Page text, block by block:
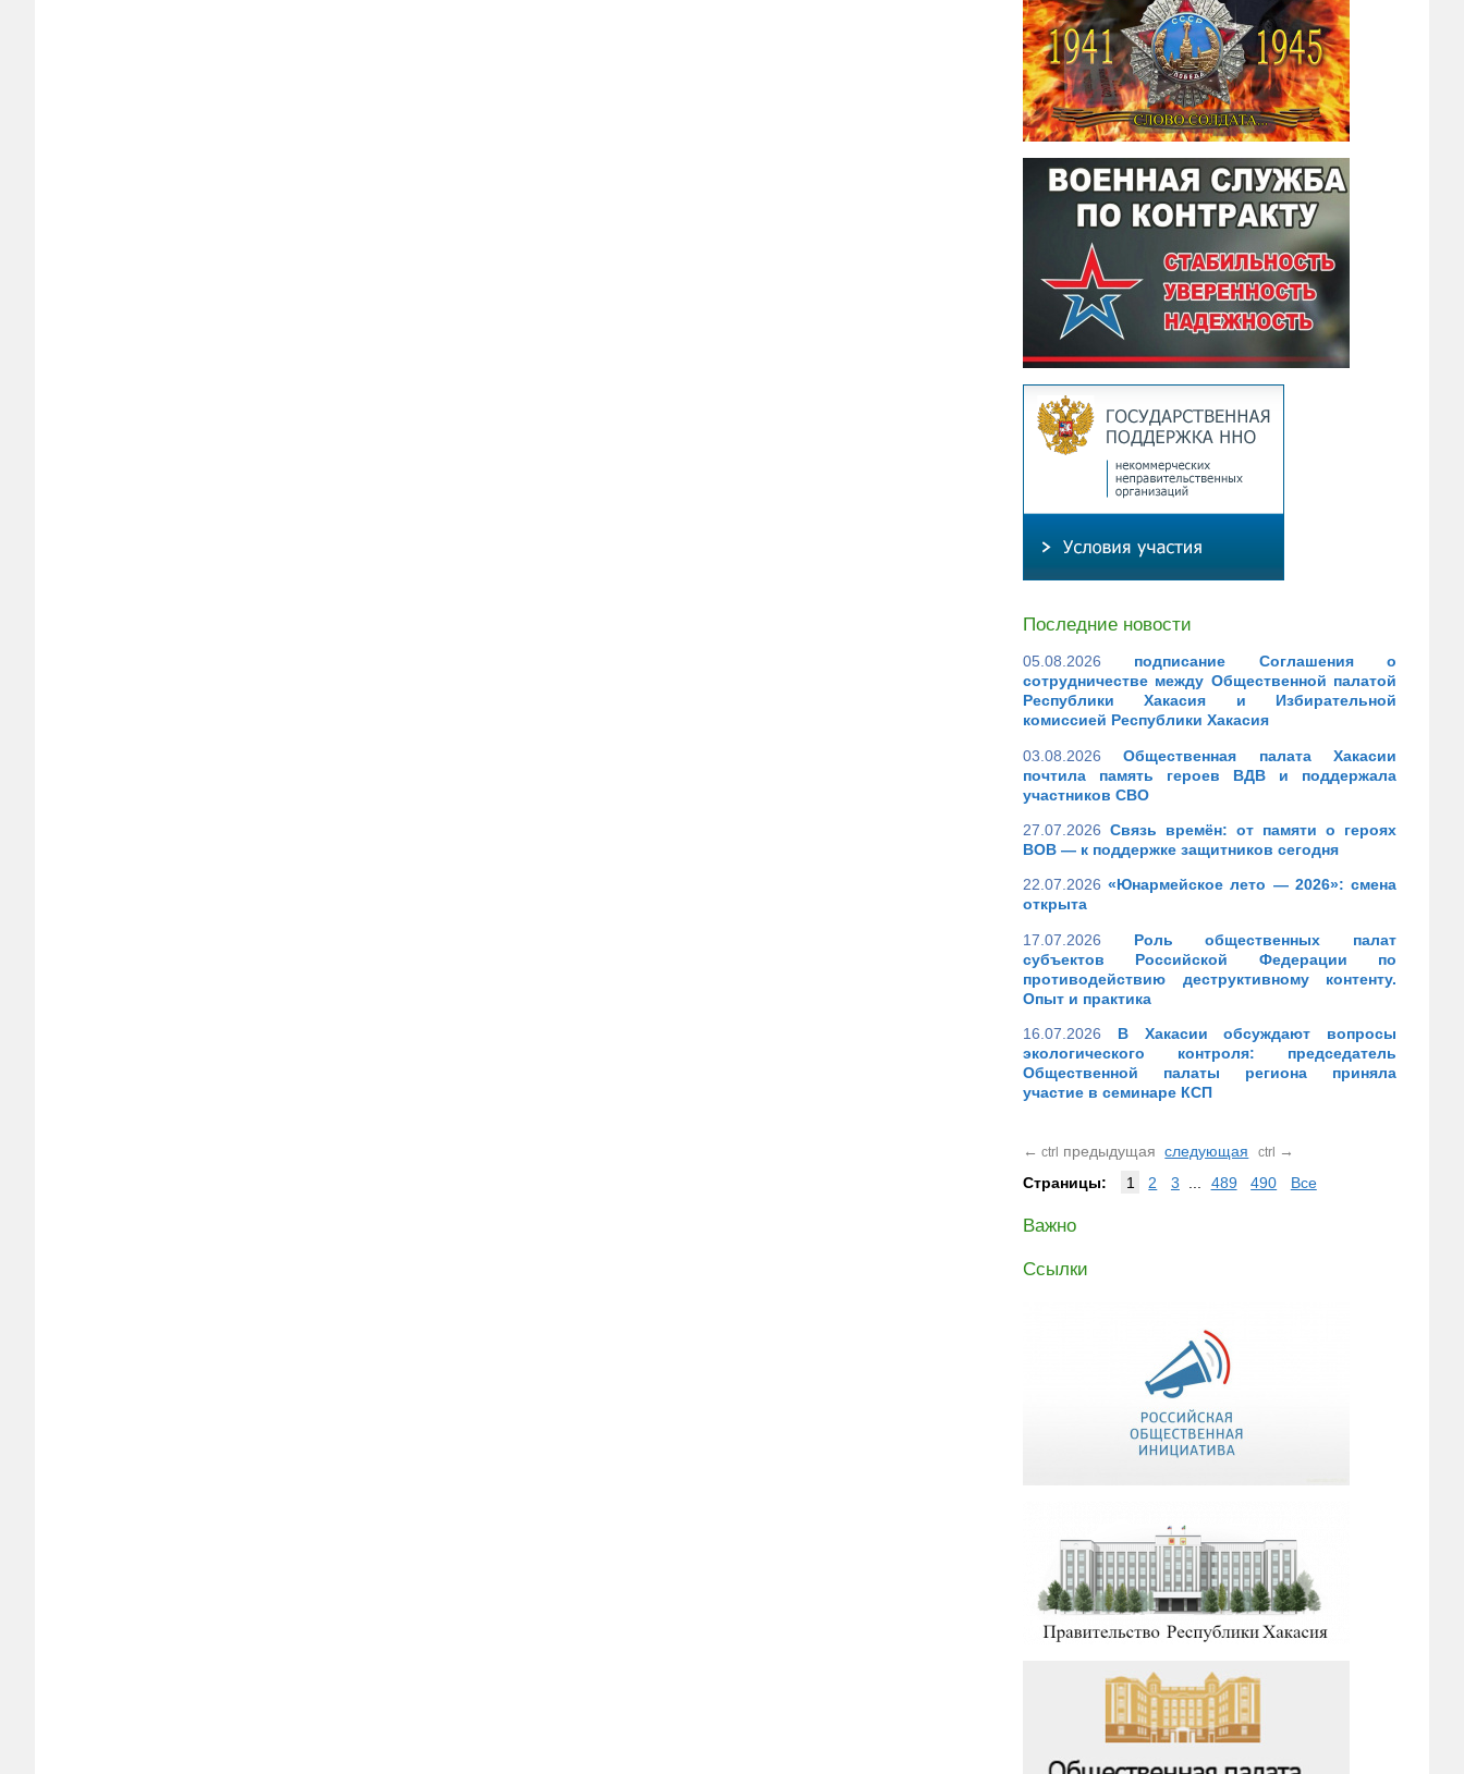
Последние новости
05.08.2026
подписание Соглашения о
сотрудничестве между Общественной палатой
Республики Хакасия и Избирательной
комиссией Республики Хакасия
03.08.2026
Общественная палата Хакасии
почтила память героев ВДВ и поддержала
участников СВО
27.07.2026 Связь времён: от памяти о героях
ВОВ — к поддержке защитников сегодня
22.07.2026 «Юнармейское лето — 2026»: смена
открыта
17.07.2026
Роль общественных палат
субъектов Российской Федерации по
противодействию деструктивному контенту.
Опыт и практика
16.07.2026
В Хакасии обсуждают вопросы
экологического контроля: председатель
Общественной палаты региона приняла
участие в семинаре КСП
← ctrl предыдущая следующая ctrl →
Страницы:
1 2 3 489 490 Все
Важно
Ссылки